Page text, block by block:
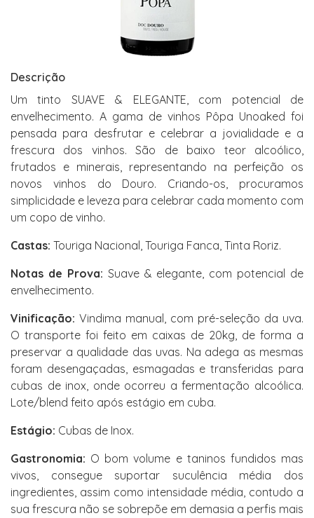
Descrição
Um tinto SUAVE & ELEGANTE, com potencial de
envelhecimento. A gama de vinhos Pôpa Unoaked foi
pensada para desfrutar e celebrar a jovialidade e a
frescura dos vinhos. São de baixo teor alcoólico,
frutados e minerais, representando na perfeição os
novos vinhos do Douro. Criando-os, procuramos
simplicidade e leveza para celebrar cada momento com
um copo de vinho.
Castas: Touriga Nacional, Touriga Fanca, Tinta Roriz.
Notas de Prova: Suave & elegante, com potencial de
envelhecimento.
Vinificação: Vindima manual, com pré-seleção da uva.
O transporte foi feito em caixas de 20kg, de forma a
preservar a qualidade das uvas. Na adega as mesmas
foram desengaçadas, esmagadas e transferidas para
cubas de inox, onde ocorreu a fermentação alcoólica.
Lote/blend feito após estágio em cuba.
Estágio: Cubas de Inox.
Gastronomia: O bom volume e taninos fundidos mas
vivos, consegue suportar suculência média dos
ingredientes, assim como intensidade média, contudo a
sua frescura não se sobrepõe em demasia a perfis mais